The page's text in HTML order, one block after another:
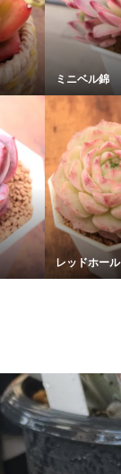
ミニベル錦
レッドホール